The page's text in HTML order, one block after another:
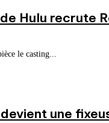
Hulu recrute
le casting...
une